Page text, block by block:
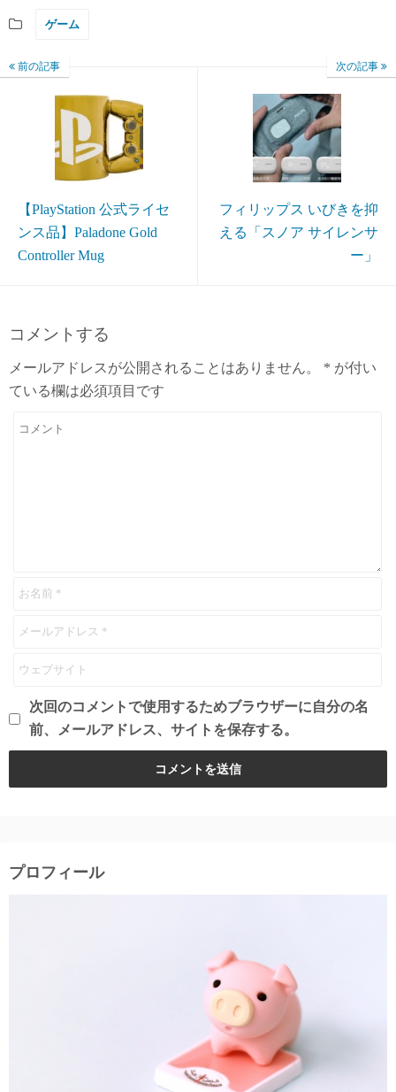
ゲーム
前の記事
【PlayStation 公式ライセ
ンス品】Paladone Gold
Controller Mug
次の記事
フィリップス いびきを抑
える「スノア サイレンサ
ー」
コメントする
メールアドレスが公開されることはありません。 * が付い
ている欄は必須項目です
次回のコメントで使用するためブラウザーに自分の名
前、メールアドレス、サイトを保存する。
プロフィール